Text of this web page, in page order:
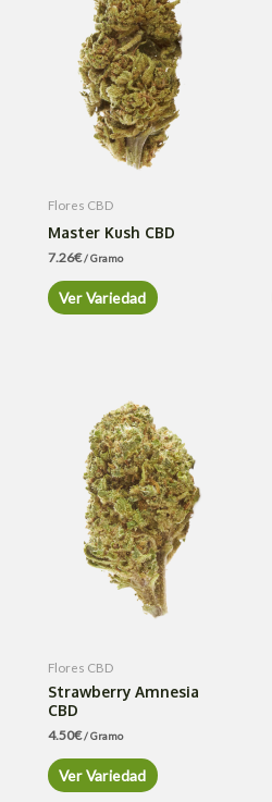
Flores CBD
Master Kush CBD
7.26€/ Gramo
Ver Variedad
Flores CBD
Strawberry Amnesia
CBD
4.50€/ Gramo
Ver Variedad